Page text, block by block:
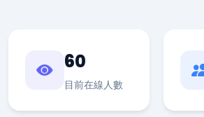
60
目前在線人數